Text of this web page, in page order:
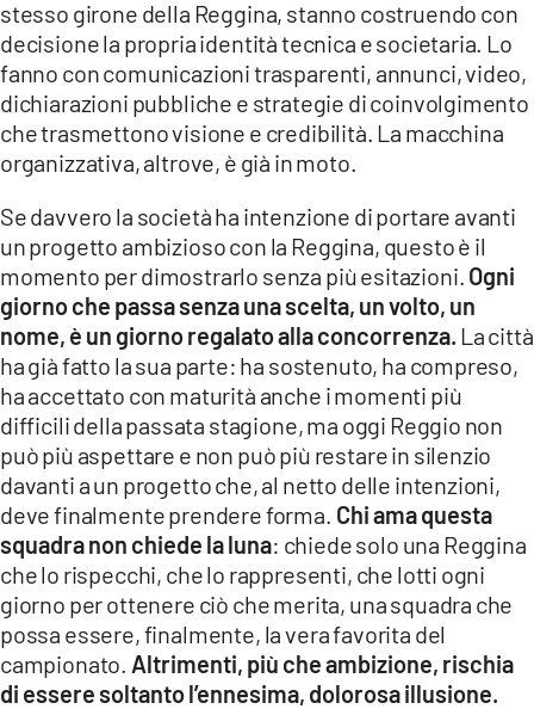
stesso girone della Reggina, stanno costruendo con
decisione la propria identità tecnica e societaria. Lo
fanno con comunicazioni trasparenti, annunci, video,
dichiarazioni pubbliche e strategie di coinvolgimento
che trasmettono visione e credibilità. La macchina
organizzativa, altrove, è già in moto.
Se davvero la società ha intenzione di portare avanti
un progetto ambizioso con la Reggina, questo è il
momento per dimostrarlo senza più esitazioni. Ogni
giorno che passa senza una scelta, un volto, un
nome, è un giorno regalato alla concorrenza. La città
ha già fatto la sua parte: ha sostenuto, ha compreso,
ha accettato con maturità anche i momenti più
difficili della passata stagione, ma oggi Reggio non
può più aspettare e non può più restare in silenzio
davanti a un progetto che, al netto delle intenzioni,
deve finalmente prendere forma. Chi ama questa
squadra non chiede la luna: chiede solo una Reggina
che lo rispecchi, che lo rappresenti, che lotti ogni
giorno per ottenere ciò che merita, una squadra che
possa essere, finalmente, la vera favorita del
campionato. Altrimenti, più che ambizione, rischia
di essere soltanto l’ennesima, dolorosa illusione.